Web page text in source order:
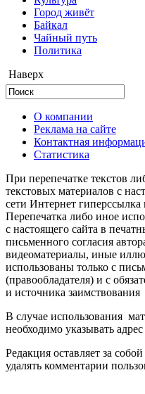
Город живёт
Байкал
Чайный путь
Политика
Наверх
О компании
Реклама на сайте
Контактная
Статистика
При перепечатке текстов
текстовых материалов с
сети Интернет гиперссылка
Перепечатка либо иное
с настоящего сайта в
письменного согласия
видеоматериалы, иные
использованы только с
(правообладателя) и с
и источника заимствования
В случае использования
необходимо указывать адрес
Редакция оставляет за
удалять комментарии